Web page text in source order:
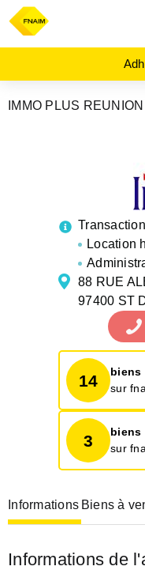
IMMO PLUS REUNION
Location
88 RUE
97400 ST
14
biens
sur
3
biens
sur
Informations Biens à
Informations de